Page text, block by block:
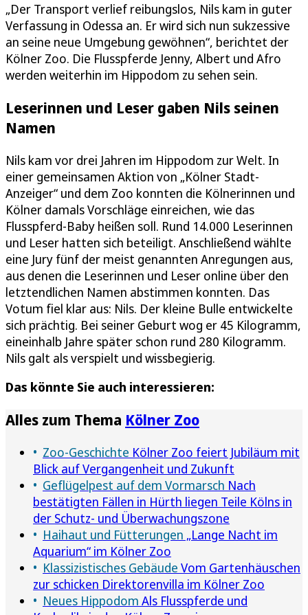
„Der Transport verlief reibungslos, Nils kam in guter
Verfassung in Odessa an. Er wird sich nun sukzessive
an seine neue Umgebung gewöhnen“, berichtet der
Kölner Zoo. Die Flusspferde Jenny, Albert und Afro
werden weiterhin im Hippodom zu sehen sein.
Leserinnen und Leser gaben Nils seinen
Namen
Nils kam vor drei Jahren im Hippodom zur Welt. In
einer gemeinsamen Aktion von „Kölner Stadt-
Anzeiger“ und dem Zoo konnten die Kölnerinnen und
Kölner damals Vorschläge einreichen, wie das
Flusspferd-Baby heißen soll. Rund 14.000 Leserinnen
und Leser hatten sich beteiligt. Anschließend wählte
eine Jury fünf der meist genannten Anregungen aus,
aus denen die Leserinnen und Leser online über den
letztendlichen Namen abstimmen konnten. Das
Votum fiel klar aus: Nils. Der kleine Bulle entwickelte
sich prächtig. Bei seiner Geburt wog er 45 Kilogramm,
eineinhalb Jahre später schon rund 280 Kilogramm.
Nils galt als verspielt und wissbegierig.
Das könnte Sie auch interessieren:
Alles zum Thema Kölner Zoo
Zoo-Geschichte Kölner Zoo feiert Jubiläum mit
Blick auf Vergangenheit und Zukunft
Geflügelpest auf dem Vormarsch Nach
bestätigten Fällen in Hürth liegen Teile Kölns in
der Schutz- und Überwachungszone
Haihaut und Fütterungen „Lange Nacht im
Aquarium“ im Kölner Zoo
Klassizistisches Gebäude Vom Gartenhäuschen
zur schicken Direktorenvilla im Kölner Zoo
Neues Hippodom Als Flusspferde und